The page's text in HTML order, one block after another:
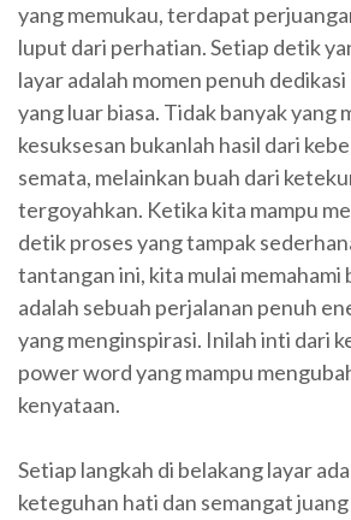
yang memukau, terdapat
luput dari perhatian. Setiap detik
layar adalah momen penuh dedikasi
yang luar biasa. Tidak banyak yang
kesuksesan bukanlah hasil dari
semata, melainkan buah dari
tergoyahkan. Ketika kita mampu
detik proses yang tampak
tantangan ini, kita mulai memahami
adalah sebuah perjalanan penuh
yang menginspirasi. Inilah inti dari
power word yang mampu
kenyataan.
Setiap langkah di belakang layar
keteguhan hati dan semangat